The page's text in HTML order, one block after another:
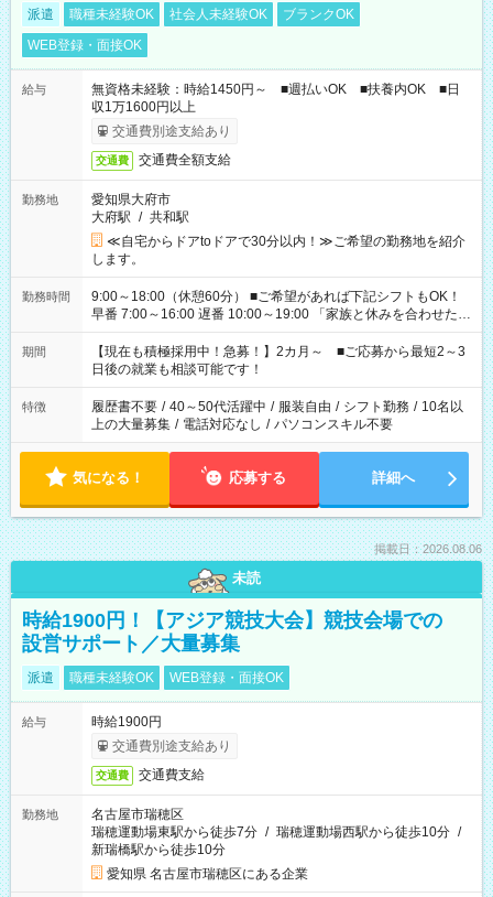
派遣 職種未経験OK 社会人未経験OK
ブランクOK
WEB登録・面接OK
給与
無資格未経験：時給1450円～ ■週払いOK ■扶養内OK ■日
収1万1600円以上
交通費別途支給あり
交通費 交通費全額支給
勤務地
愛知県大府市
大府駅 / 共和駅
≪自宅からドアtoドアで30分以内！≫ご希望の勤務地を紹介
します。
勤務時間
9:00～18:00（休憩60分） ■ご希望があれば下記シフトもOK！
早番 7:00～16:00 遅番 10:00～19:00 「家族と休みを合わせた
い」 「余裕を持って夕飯の準備がしたい」 「できれば残業はし
たくない」 など、ご希望を教えてくださいね。 ※Wワーク希望
の方へ 今ご覧のお仕事で希望する勤務時間と、もう1つのお仕事
の勤務時間。 合計で週40時間を超える場合は応募できません。
期間
【現在も積極採用中！急募！】2カ月～ ■ご応募から最短2～3
日後の就業も相談可能です！
特徴 履歴書不要 / 40～50代活躍中 / 服装自由 / シフト勤務 / 10名以
上の大量募集 / 電話対応なし / パソコンスキル不要
気になる！ 応募する 詳細へ
掲載日：2026.08.06
未読
時給1900円！【アジア競技大会】競技会場での
設営サポート／大量募集
派遣 職種未経験OK WEB登録・面接OK
給与
時給1900円
交通費別途支給あり
交通費 交通費支給
勤務地
名古屋市瑞穂区
瑞穂運動場東駅から徒歩7分 / 瑞穂運動場西駅から徒歩10分 /
新瑞橋駅から徒歩10分
愛知県 名古屋市瑞穂区にある企業